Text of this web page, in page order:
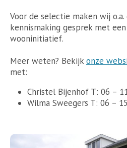
Voor de selectie maken wij o.a.
kennismaking gesprek met
wooninitiatief.
Meer weten? Bekijk onze
met:
Christel Bijenhof T: 06 –
Wilma Sweegers T: 06 –